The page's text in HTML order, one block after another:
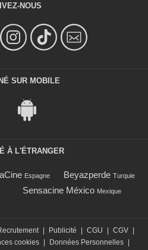
NOUS
SUR MOBILE
À L'ÉTRANGER
Espagne Beyazperde Turquie
Sensacine México Mexique
| Publicité | CGU | CGV |
cookies | Données Personnelles |